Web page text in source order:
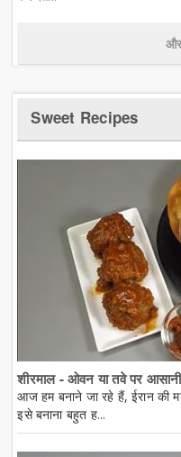
और
Sweet Recipes
शीरमाल - ओवन या तवे पर
आज हम बनाने जा रहे हैं, ईरान की
इसे बनाना बहुत ह...